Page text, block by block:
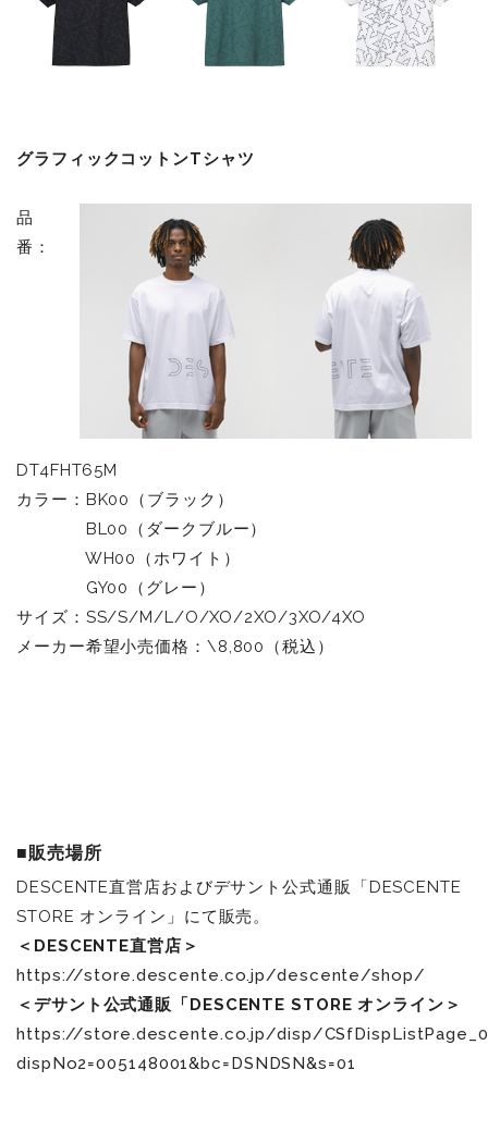
グラフィックコットンTシャツ
品
番：
DT4FHT65M
カラー：BK00（ブラック）
BL00（ダークブルー）
WH00（ホワイト）
GY00（グレー）
サイズ：SS/S/M/L/O/XO/2XO/3XO/4XO
メーカー希望小売価格：\8,800（税込）
■販売場所
DESCENTE直営店およびデサント公式通販「DESCENTE
STORE オンライン」にて販売。
＜DESCENTE直営店＞
https://store.descente.co.jp/descente/shop/
＜デサント公式通販「DESCENTE STORE オンライン＞
https://store.descente.co.jp/disp/
dispNo2=005148001&bc=DSNDSN&s=01